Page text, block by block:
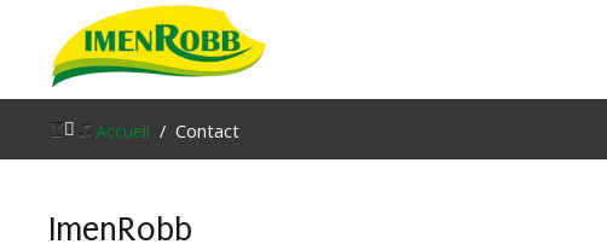
Accueil
Nos Produits
Accueil Contact
ImenRobb